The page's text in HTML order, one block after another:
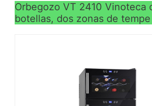
Orbegozo VT 2410 Vinoteca
botellas, dos zonas de tempe